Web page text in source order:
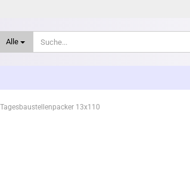
Alle
Tagesbaustellenpacker 13x110